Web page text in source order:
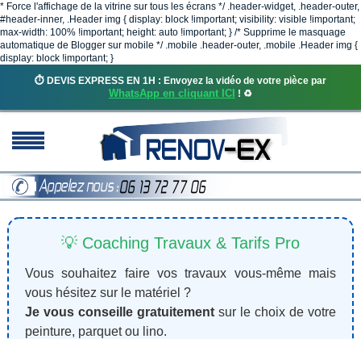
* Force l'affichage de la vitrine sur tous les écrans */ .header-widget, .header-outer,
#header-inner, .Header img { display: block !important; visibility: visible !important;
max-width: 100% !important; height: auto !important; } /* Supprime le masquage
automatique de Blogger sur mobile */ .mobile .header-outer, .mobile .Header img {
display: block !important; }
⏱️ DEVIS EXPRESS EN 1H : Envoyez la vidéo de votre pièce par
WhatsApp en cliquant ICI ! ♻️
💡 Coaching Travaux & Tarifs Pro
Vous souhaitez faire vos travaux vous-même mais
vous hésitez sur le matériel ?
Je vous conseille gratuitementsur le choix de votre
peinture, parquet ou lino.